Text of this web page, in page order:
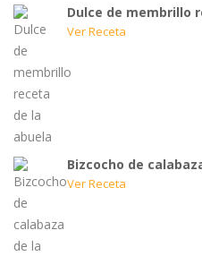
Dulce de membrillo
Ver Receta
Bizcocho de
Ver Receta